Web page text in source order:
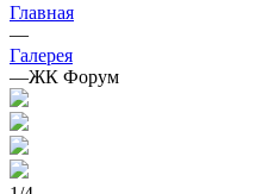
Главная
—
Галерея
—ЖК Форум